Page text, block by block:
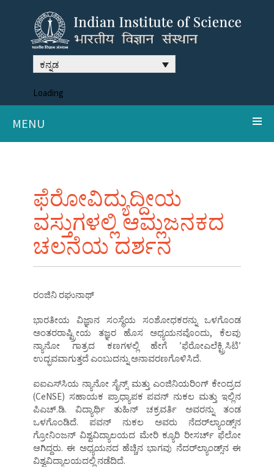
ಕನ್ನಡ
Loading
MENU
ಫೆರೋವಿದ್ಯುದ್ದೀಯ
ವಸ್ತುಗಳಲ್ಲಿ ಆಮ್ಲಜನಕದ
ಚಲನೆಯ ದರ್ಶನ
ರಂಜಿನಿ ರಘುನಾಥ್‌
ಭಾರತೀಯ ವಿಜ್ಞಾನ ಸಂಸ್ಥೆಯ ಸಂಶೋಧಕರನ್ನು ಒಳಗೊಂಡ
ಅಂತರರಾಷ್ಟ್ರೀಯ ತಜ್ಞರ ಹೊಸ ಅಧ್ಯಯನವೊಂದು, ಕೆಲವು
ನ್ಯಾನೋ ಗಾತ್ರದ ಕಣಗಳಲ್ಲಿ ಹೇಗೆ ʼಫೆರೋಎಲೆಕ್ಟ್ರಿಸಿಟಿʼ
ಉದ್ಭವವಾಗುತ್ತದೆ ಎಂಬುದನ್ನು ಅನಾವರಣಗೊಳಿಸಿದೆ.
ಐಐಎಸ್‌ಸಿಯ ನ್ಯಾನೋ ಸೈನ್ಸ್‌ ಮತ್ತು ಎಂಜಿನಿಯರಿಂಗ್‌ ಕೇಂದ್ರದ
(CeNSE) ಸಹಾಯಕ ಪ್ರಾಧ್ಯಾಪಕ ಪವನ್‌ ನುಕಲ ಮತ್ತು ಇಲ್ಲಿನ
ಪಿಎಚ್‌.ಡಿ. ವಿದ್ಯಾರ್ಥಿ ತುಹಿನ್‌ ಚಕ್ರವರ್ತಿ ಅವರನ್ನು ತಂಡ
ಒಳಗೊಂಡಿದೆ. ಪವನ್‌ ನುಕಲ ಅವರು ನೆದರ್‌ಲ್ಯಾಂಡ್ಸ್‌ನ
ಗ್ರೋನಿಂಜನ್‌ ವಿಶ್ವವಿದ್ಯಾಲಯದ ಮೇರಿ ಕ್ಯೂರಿ ರೀಸರ್ಚ್‌ ಫೆಲೋ
ಆಗಿದ್ದರು. ಈ ಅಧ್ಯಯನದ ಹೆಚ್ಚಿನ ಭಾಗವು ನೆದರ್‌ಲ್ಯಾಂಡ್ಸ್‌ನ ಈ
ವಿಶ್ವವಿದ್ಯಾಲಯದಲ್ಲಿ ನಡೆದಿದೆ.